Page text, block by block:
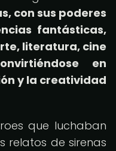
con sus poderes
fantásticas,
literatura, cine
en
y la creatividad
que luchaban
relatos de sirenas